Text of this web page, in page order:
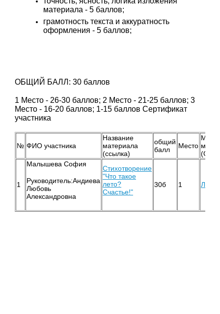
материала - 5 баллов;
грамотность текста и аккуратность
оформления - 5 баллов;
ОБЩИЙ БАЛЛ: 30 баллов
1 Место - 26-30 баллов; 2 Место - 21-25 баллов; 3
Место - 16-20 баллов; 1-15 баллов Сертификат
участника
№ ФИО участника
Название
материала
(ссылка)
общий
балл
Место
1
Малышева София
Руководитель:Андиева
Любовь
Александровна
Стихотворение
"Что такое
лето?
Счастье!"
30б 1